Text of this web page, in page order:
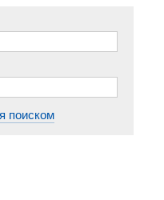
поиском